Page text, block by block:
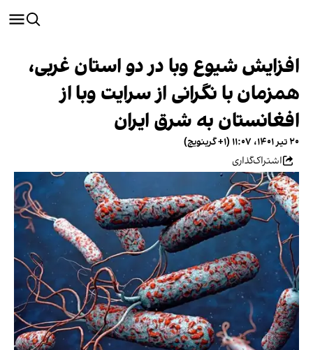
افزایش شیوع وبا در دو استان غربی،
همزمان با نگرانی‌ از سرایت وبا از
افغانستان به شرق ایران
۲۰ تیر ۱۴۰۱، ۱۱:۰۷ (‎+۱ گرینویچ)
اشتراک‌گذاری